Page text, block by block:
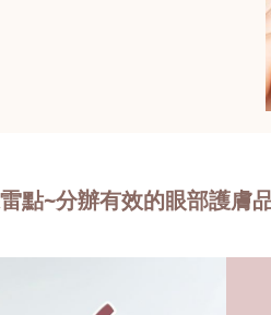
~分辦有效的眼部護膚